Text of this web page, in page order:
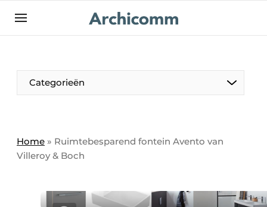
NL be-FR
Categorieën
Home » Ruimtebesparend fontein Avento van
Villeroy & Boch